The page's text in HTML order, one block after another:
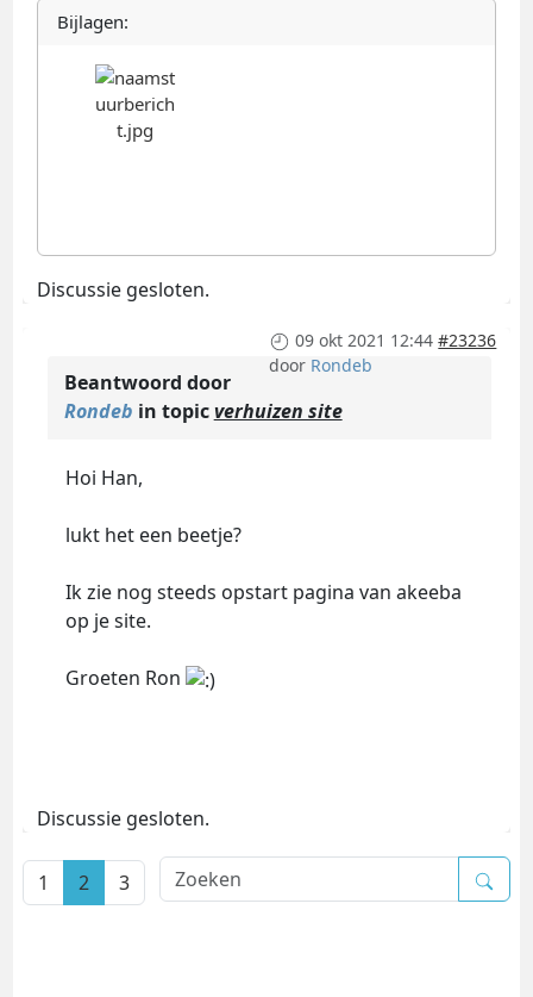
Bijlagen:
Discussie gesloten.
09 okt 2021 12:44 #23236
door Rondeb
Beantwoord door
Rondeb in topicverhuizen site
Hoi Han,
lukt het een beetje?
Ik zie nog steeds opstart pagina van akeeba
op je site.
Groeten Ron
Discussie gesloten.
1 2 3